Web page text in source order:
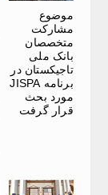
موضوع
مشارکت
متخصصان
بانک ملی
تاجیکستان در
برنامه JISPA
مورد بحث
قرار گرفت